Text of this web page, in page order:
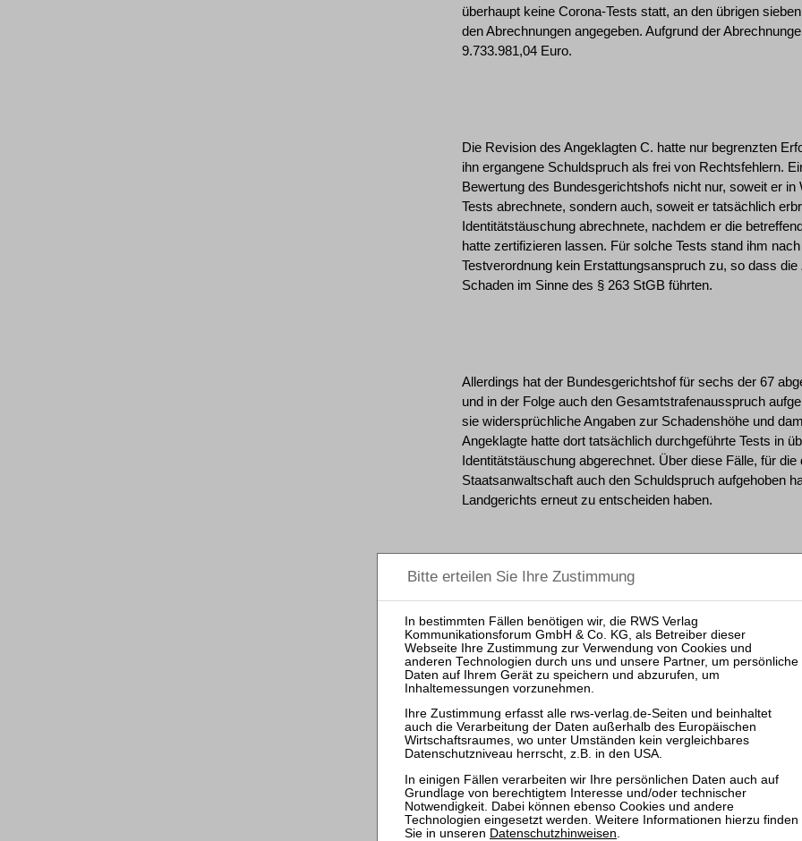
überhaupt keine Corona-Tests statt, an den übrigen
den Abrechnungen angegeben. Aufgrund der
9.733.981,04 Euro.
Die Revision des Angeklagten C. hatte nur begrenzten
ihn ergangene Schuldspruch als frei von Rechtsfehlern.
Bewertung des Bundesgerichtshofs nicht nur, soweit er
Tests abrechnete, sondern auch, soweit er tatsächlich
Identitätstäuschung abrechnete, nachdem er die
hatte zertifizieren lassen. Für solche Tests stand ihm
Testverordnung kein Erstattungsanspruch zu, so dass
Schaden im Sinne des § 263 StGB führten.
Allerdings hat der Bundesgerichtshof für sechs der 67
und in der Folge auch den Gesamtstrafenausspruch
sie widersprüchliche Angaben zur Schadenshöhe und
Angeklagte hatte dort tatsächlich durchgeführte Tests in
Identitätstäuschung abgerechnet. Über diese Fälle, für
Staatsanwaltschaft auch den Schuldspruch aufgehoben
Landgerichts erneut zu entscheiden haben.
Die Revision der Angeklagten W. führte – wie schon die
vollständigen Aufhebung des Urteils, soweit es die W.
sie ihren Bruder C. durch die Bereitstellung der Konten,
überwies, durch die Veranlassung von
Gestattung der Verwendung ihrer Personalien zum
bejahte Beihilfe zum Betrug wird durch die
belegt; zudem fehlt es durchgehend an Feststellungen
gegen sie gerichtete Anklage muss daher ebenfalls
Vorinstanz:
Datenschutzhinweisen